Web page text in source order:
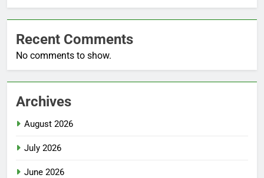
Recent Comments
No comments to show.
Archives
August 2026
July 2026
June 2026